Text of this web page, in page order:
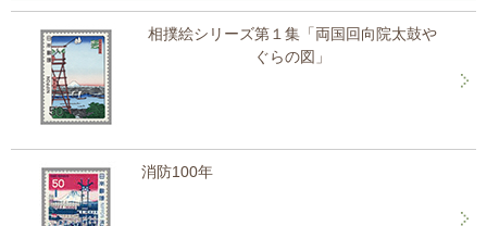
相撲絵シリーズ第１集「両国回向院太鼓や
ぐらの図」
消防100年